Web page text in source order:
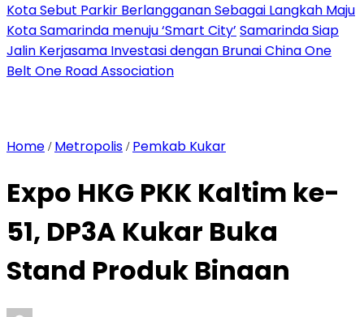
Kota Sebut Parkir Berlangganan Sebagai Langkah Maju
Kota Samarinda menuju ‘Smart City’ Samarinda Siap
Jalin Kerjasama Investasi dengan Brunai China One
Belt One Road Association
Home / Metropolis / Pemkab Kukar
Expo HKG PKK Kaltim ke-
51, DP3A Kukar Buka
Stand Produk Binaan